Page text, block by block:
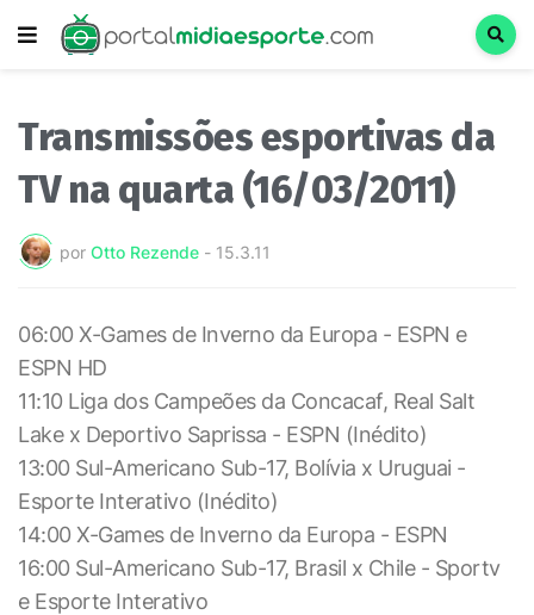
Transmissões esportivas da
TV na quarta (16/03/2011)
por Otto Rezende - 15.3.11
06:00 X-Games de Inverno da Europa - ESPN e
ESPN HD
11:10 Liga dos Campeões da Concacaf, Real Salt
Lake x Deportivo Saprissa - ESPN (Inédito)
13:00 Sul-Americano Sub-17, Bolívia x Uruguai -
Esporte Interativo (Inédito)
14:00 X-Games de Inverno da Europa - ESPN
16:00 Sul-Americano Sub-17, Brasil x Chile - Sportv
e Esporte Interativo